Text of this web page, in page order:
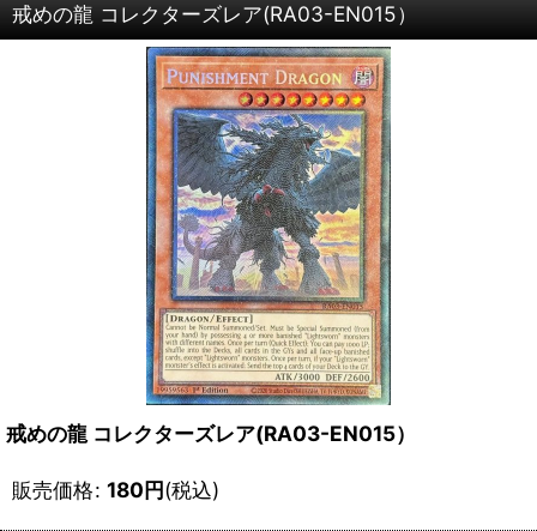
戒めの龍 コレクターズレア(RA03-EN015）
戒めの龍 コレクターズレア(RA03-EN015）
販売価格: 180円(税込)